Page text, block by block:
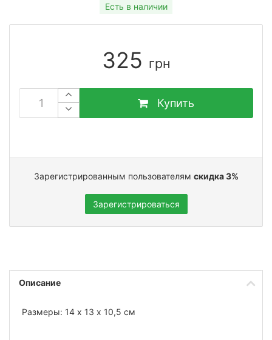
Есть в наличии
325 грн
Купить
Зарегистрированным пользователям скидка 3%
Зарегистрироваться
Описание
Размеры: 14 х 13 х 10,5 см